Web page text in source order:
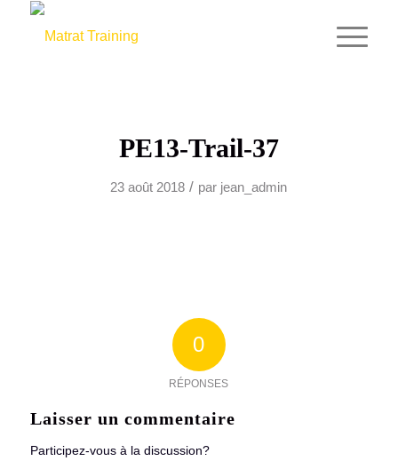
PE13-Trail-37
23 août 2018 / par jean_admin
0
RÉPONSES
Laisser un commentaire
Participez-vous à la discussion?